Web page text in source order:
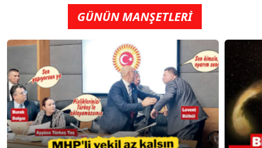
GÜNÜN MANŞETLERİ